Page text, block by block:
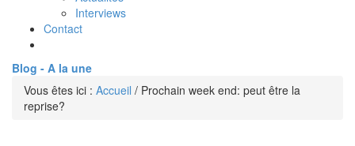
Interviews
Contact
Blog - A la une
Vous êtes ici : Accueil / Prochain week end: peut être la
reprise?